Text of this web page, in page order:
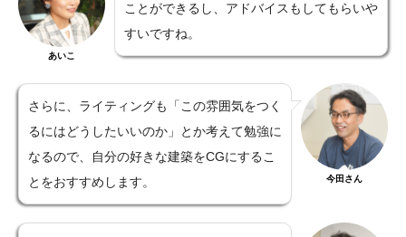
あいこ
ことができるし、アドバイスもしてもらいや
すいですね。
さらに、ライティングも「この雰囲気をつく
るにはどうしたいいのか」とか考えて勉強に
なるので、自分の好きな建築をCGにするこ
とをおすすめします。
今田さん